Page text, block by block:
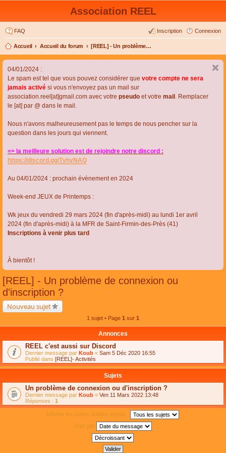
Association REEL
FAQ Connexion
Inscription
Accueil Accueil du forum [REEL] - Un problème de connexion ou d'inscription ?
04/01/2024 :
Le spam est tel que vous pouvez considérer que votre compte ne sera
jamais activé si vous n'envoyez pas un mail sur
association.reel[at]gmail.com avec votre pseudo et votre mail . Remplacer
le [at] par @ dans le mail.
Nous n'avons malheureusement pas le temps de nous pencher sur la
question dans les jours qui viennent.
=> la meilleure solution est de rejoindre notre discord :
https://discord.gg/TvhyNAQ
Au 04/01/2024 : prochain évènement en 2024
Week-end JEUX de Printemps :
Wk jeux du vendredi 29 mars 2024 (fin d'après-midi) au lundi 1er avril
2024 (fin d'après-midi) à la MFR de Saint-Firmin-des-Près (41)
Inscriptions à venir plus tard
À bientôt !
[REEL] - Un problème de connexion ou
d'inscription ?
Nouveau sujet
1 sujet • Page 1 sur 1
Annonces
REEL c'est aussi sur Discord
Dernier message par Koub « Sam 5 Déc 2020 16:55
Publié dans [REEL]- Activités
Sujets
Un problème de connexion ou d'inscription ?
Dernier message par Koub « Ven 11 Mars 2022 13:48
Réponses : 1
Afficher les sujets publiés depuis :
Trier par